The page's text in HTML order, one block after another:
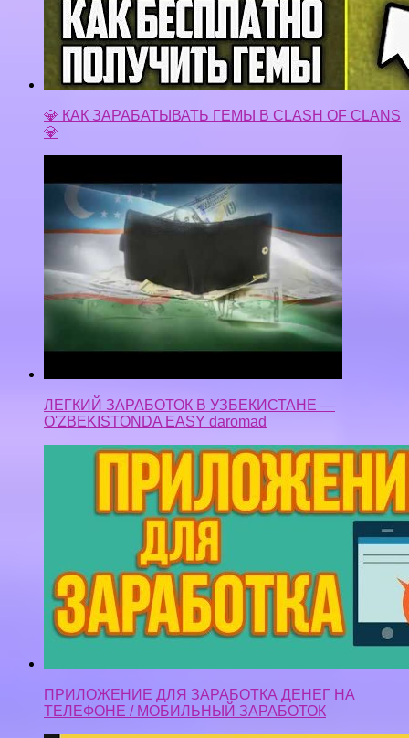
💎 КАК ЗАРАБАТЫВАТЬ ГЕМЫ В CLASH OF CLANS
💎
ЛЕГКИЙ ЗАРАБОТОК В УЗБЕКИСТАНЕ —
O'ZBEKISTONDA EASY daromad
ПРИЛОЖЕНИЕ ДЛЯ ЗАРАБОТКА ДЕНЕГ НА
ТЕЛЕФОНЕ / МОБИЛЬНЫЙ ЗАРАБОТОК